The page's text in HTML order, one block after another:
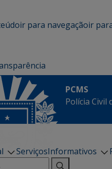
ir para navegaçãoir
PCMS
Polícia Civil
ServiçosInformativos